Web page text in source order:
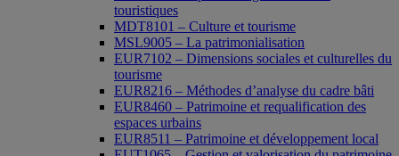
touristiques
MDT8101 – Culture et tourisme
MSL9005 – La patrimonialisation
EUR7102 – Dimensions sociales et culturelles du
tourisme
EUR8216 – Méthodes d’analyse du cadre bâti
EUR8460 – Patrimoine et requalification des
espaces urbains
EUR8511 – Patrimoine et développement local